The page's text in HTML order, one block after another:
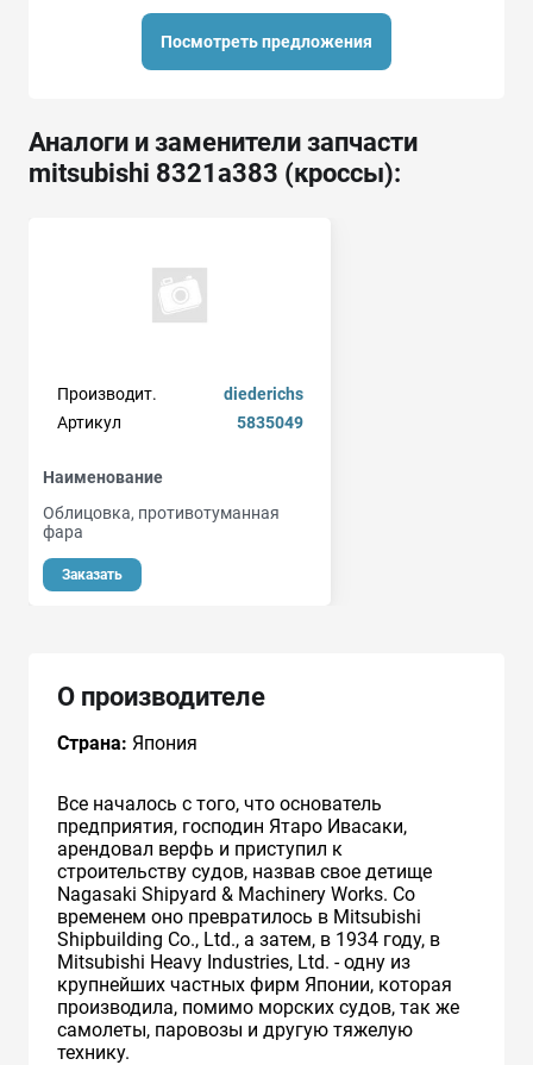
Посмотреть предложения
Аналоги и заменители запчасти
mitsubishi 8321a383 (кроссы):
Производит.
diederichs
Артикул
5835049
Наименование
Облицовка, противотуманная
фара
Заказать
О производителе
Страна: Япония
Все началось с того, что основатель
предприятия, господин Ятаро Ивасаки,
арендовал верфь и приступил к
строительству судов, назвав свое детище
Nagasaki Shipyard & Machinery Works. Со
временем оно превратилось в Mitsubishi
Shipbuilding Co., Ltd., а затем, в 1934 году, в
Mitsubishi Heavy Industries, Ltd. - одну из
крупнейших частных фирм Японии, которая
производила, помимо морских судов, так же
самолеты, паровозы и другую тяжелую
технику.